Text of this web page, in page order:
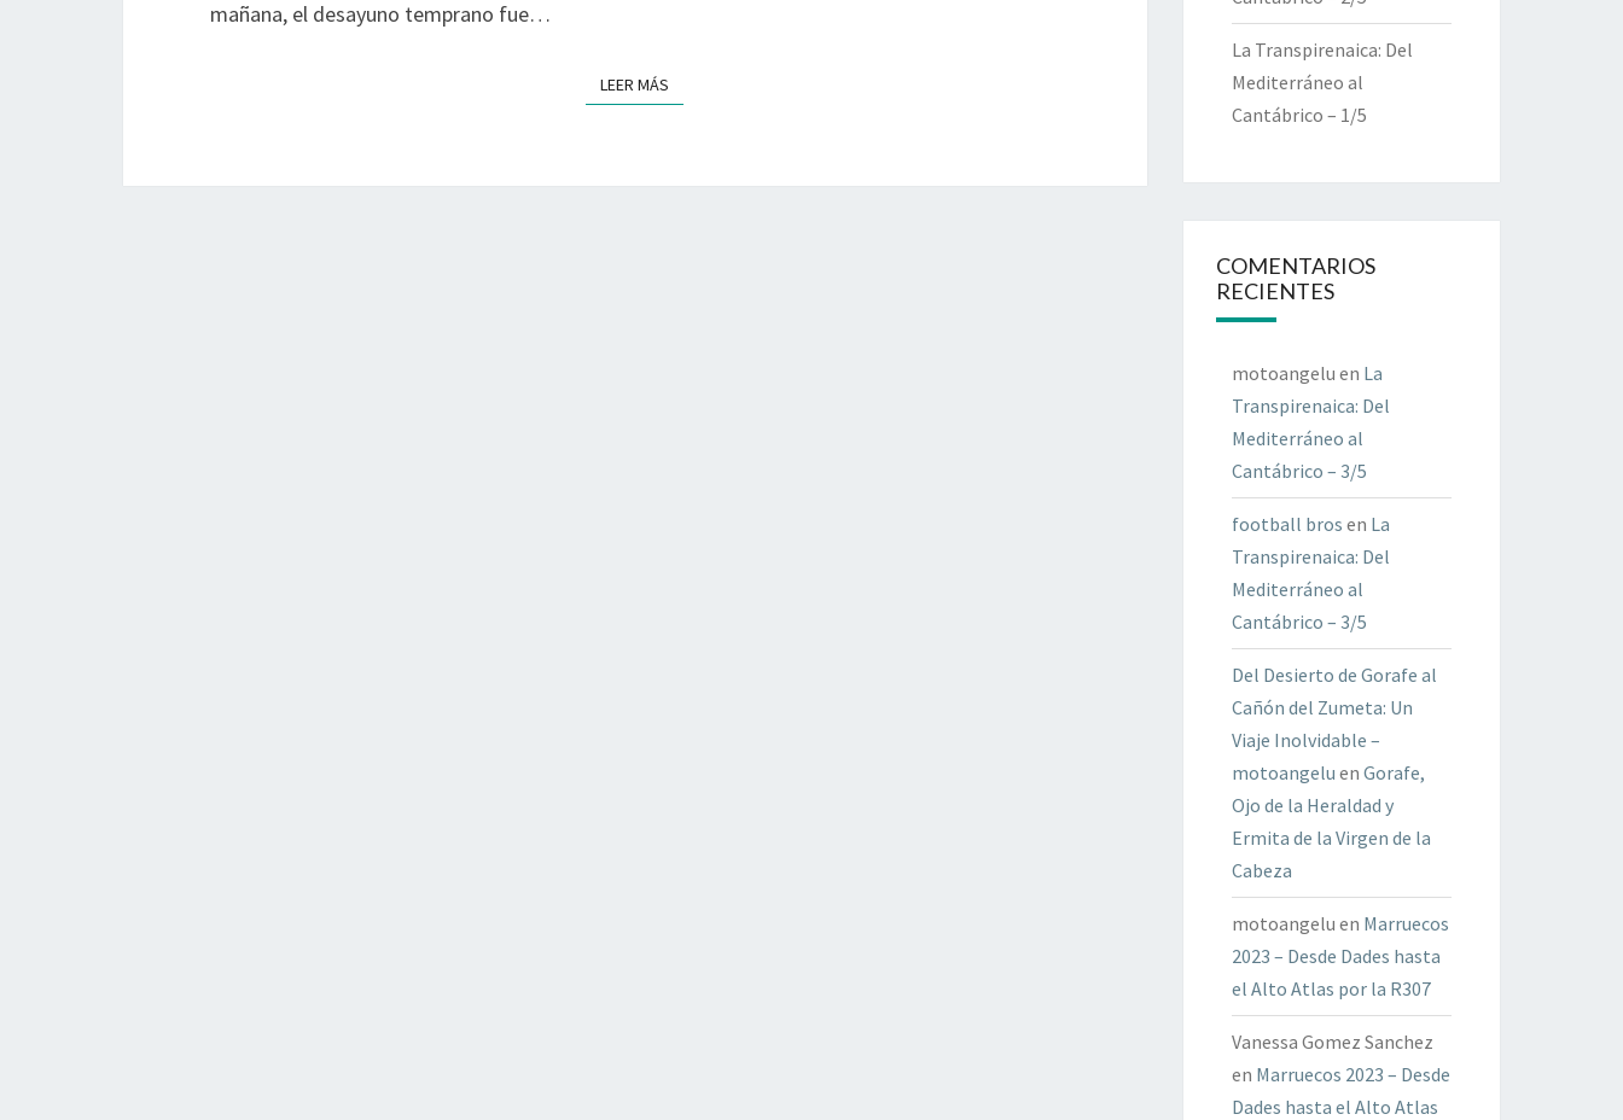
mañana, el desayuno temprano fue…
LEER MÁS
La Transpirenaica: Del
Mediterráneo al
Cantábrico – 1/5
COMENTARIOS
RECIENTES
motoangelu en La
Transpirenaica: Del
Mediterráneo al
Cantábrico – 3/5
football bros en La
Transpirenaica: Del
Mediterráneo al
Cantábrico – 3/5
Del Desierto de Gorafe al
Cañón del Zumeta: Un
Viaje Inolvidable –
motoangelu en Gorafe,
Ojo de la Heraldad y
Ermita de la Virgen de la
Cabeza
motoangelu en Marruecos
2023 – Desde Dades hasta
el Alto Atlas por la R307
Vanessa Gomez Sanchez
en Marruecos 2023 – Desde
Dades hasta el Alto Atlas